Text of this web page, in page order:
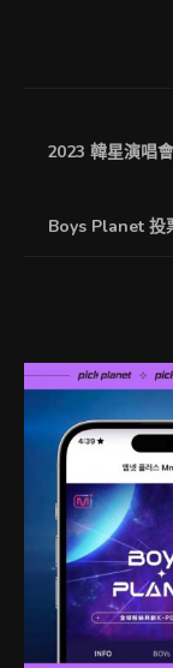
2023 韓星演唱
Boys Planet 投